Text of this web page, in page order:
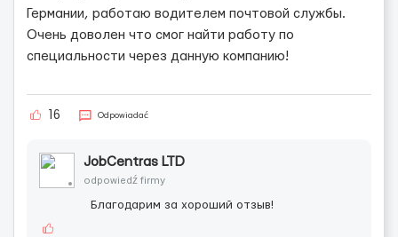
Германии, работаю водителем почтовой службы.
Очень доволен что смог найти работу по
специальности через данную компанию!
16 Odpowiadać
JobCentras LTD
odpowiedź firmy
Благодарим за хороший отзыв!